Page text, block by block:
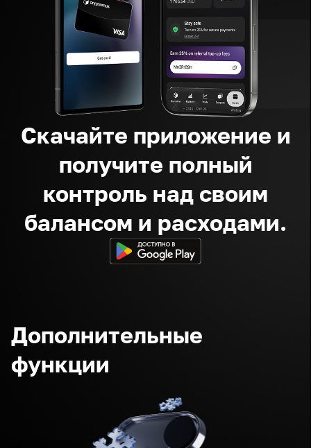
Скачайте приложение и
получите полный
контроль над своим
балансом и расходами.
Дополнительные
функции